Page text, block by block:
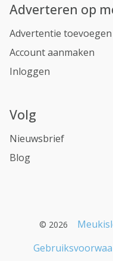
Adverteren op
Advertentie toevoegen
Account aanmaken
Inloggen
Volg
Nieuwsbrief
Blog
© 2026